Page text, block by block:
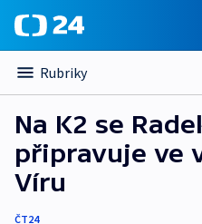
Rubriky
Na K2 se
připravuje ve
Víru
ČT24